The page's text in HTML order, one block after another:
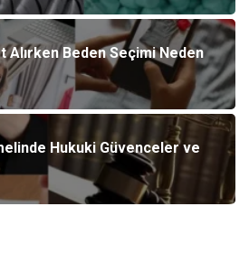
Alırken Beden Seçimi Neden
Hukuki Güvenceler ve